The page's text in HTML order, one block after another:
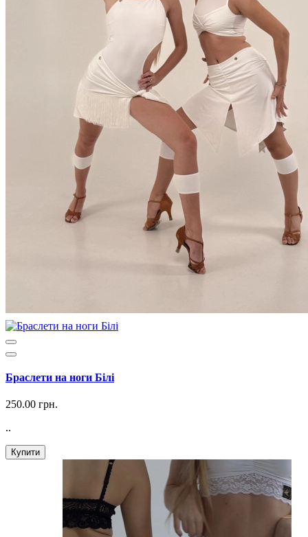
Браслети на ноги Білі
250.00 грн.
..
Купити